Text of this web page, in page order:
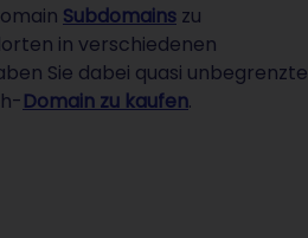
Subdomains zu
in verschiedenen
Sie dabei quasi unbegrenzte
Domain zu kaufen.